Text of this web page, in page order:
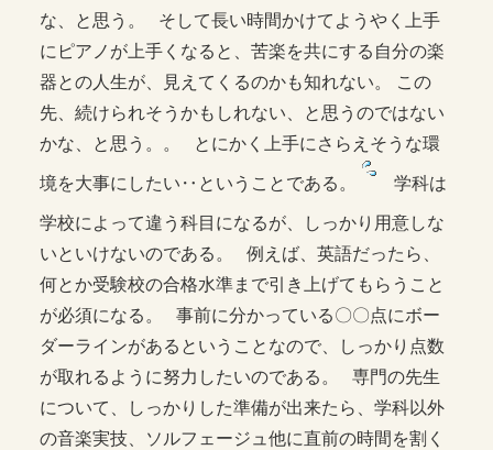
な、と思う。 そして長い時間かけてようやく上手
にピアノが上手くなると、苦楽を共にする自分の楽
器との人生が、見えてくるのかも知れない。 この
先、続けられそうかもしれない、と思うのではない
かな、と思う。。 とにかく上手にさらえそうな環
境を大事にしたい‥ということである。 学科は
学校によって違う科目になるが、しっかり用意しな
いといけないのである。 例えば、英語だったら、
何とか受験校の合格水準まで引き上げてもらうこと
が必須になる。 事前に分かっている〇〇点にボー
ダーラインがあるということなので、しっかり点数
が取れるように努力したいのである。 専門の先生
について、しっかりした準備が出来たら、学科以外
の音楽実技、ソルフェージュ他に直前の時間を割く